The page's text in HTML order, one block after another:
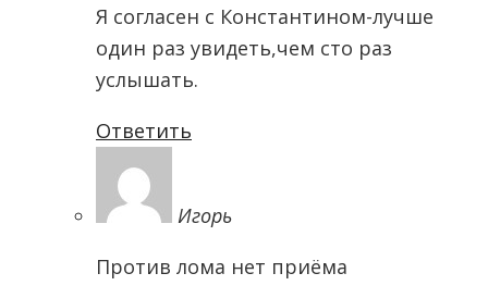
Я согласен с Константином-лучше
один раз увидеть,чем сто раз
услышать.
Ответить
Игорь
Против лома нет приёма